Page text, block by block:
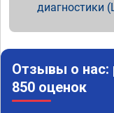
диагностики
Отзывы о нас:
850 оценок